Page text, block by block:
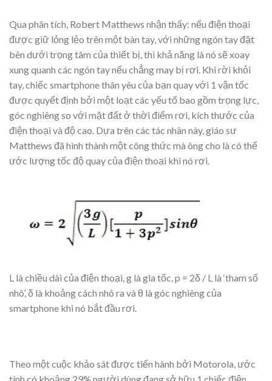
Qua phân tích, Robert Matthews nhận thấy: nếu điện thoại
được giữ lỏng lẻo trên một bàn tay, với những ngón tay đặt
bên dưới trọng tâm của thiết bị, thì khả năng là nó sẽ xoay
xung quanh các ngón tay nếu chẳng may bị rơi. Khi rời khỏi
tay, chiếc smartphone thân yêu của bạn quay với 1 vận tốc
được quyết định bởi một loạt các yếu tố bao gồm trọng lực,
góc nghiêng so với mặt đất ở thời điểm rơi, kích thước của
điện thoại và độ cao. Dựa trên các tác nhân này, giáo sư
Matthews đã hình thành một công thức mà ông cho là có thể
ước lượng tốc độ quay của điện thoại khi nó rơi.
L là chiều dài của điện thoại, g là gia tốc, p = 2δ / L là ‘tham số
nhô’, δ là khoảng cách nhô ra và θ là góc nghiêng của
smartphone khi nó bắt đầu rơi.​
Theo một cuộc khảo sát được tiến hành bởi Motorola, ước